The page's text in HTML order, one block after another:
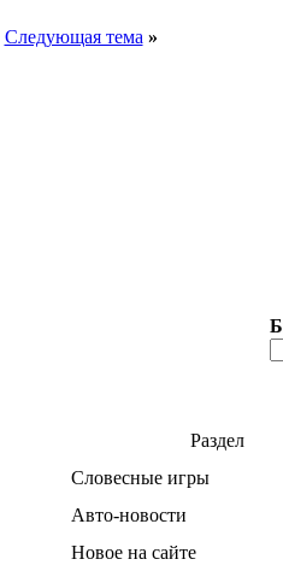
Следующая тема »
Раздел
Словесные игры
Авто-новости
Новое на сайте